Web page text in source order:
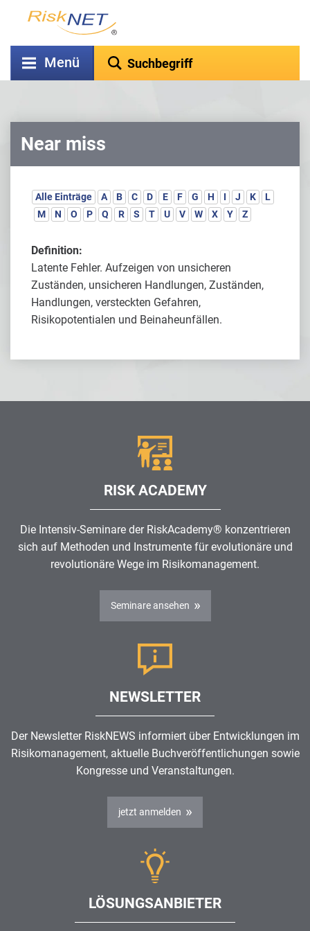
Menü
Near miss
Alle Einträge A B C D E F G H I J K
L
M
N O P Q R S T U V W X Y Z
Definition:
Latente Fehler. Aufzeigen von unsicheren
Zuständen, unsicheren Handlungen, Zuständen,
Handlungen, versteckten Gefahren,
Risikopotentialen und Beinaheunfällen.
RISK ACADEMY
Die Intensiv-Seminare der RiskAcademy® konzentrieren
sich auf Methoden und Instrumente für evolutionäre und
revolutionäre Wege im Risikomanagement.
Seminare ansehen
NEWSLETTER
Der Newsletter RiskNEWS informiert über Entwicklungen im
Risikomanagement, aktuelle Buchveröffentlichungen sowie
Kongresse und Veranstaltungen.
jetzt anmelden
LÖSUNGSANBIETER